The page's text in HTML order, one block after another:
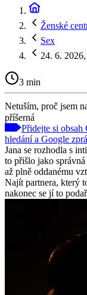
Ženské
Sex
24. 6.
3 min
Netuším, proč jsem
příšerná
Přidejte si
hledání a Google
Jana se rozhodla s
to přišlo jako
až plně oddanému
Najít partnera, který
nakonec se jí to